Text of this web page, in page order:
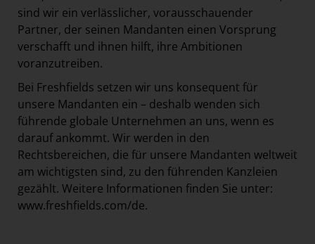
sind wir ein verlässlicher, vorausschauender
Partner, der seinen Mandanten einen Vorsprung
verschafft und ihnen hilft, ihre Ambitionen
voranzutreiben.
Bei Freshfields setzen wir uns konsequent für
unsere Mandanten ein – deshalb wenden sich
führende globale Unternehmen an uns, wenn es
darauf ankommt. Wir werden in den
Rechtsbereichen, die für unsere Mandanten weltweit
am wichtigsten sind, zu den führenden Kanzleien
gezählt. Weitere Informationen finden Sie unter:
www.freshfields.com/de.